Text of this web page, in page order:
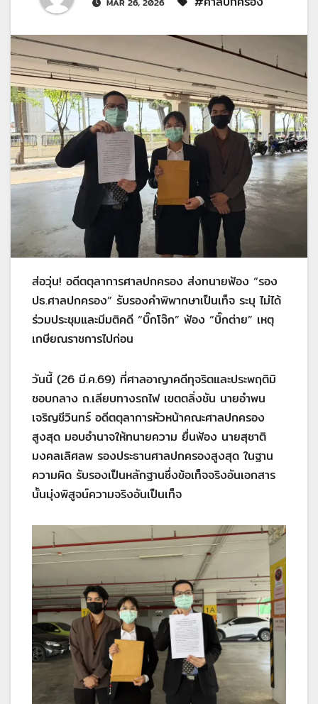
ส่อวุ่น! อดีตตุลาการศาลปกครอง ส่งทนายฟ้อง “รอง
ปธ.ศาลปกครอง” รับรองคำพิพากษาเป็นเท็จ ระบุ ไม่ได้
ร่วมประชุมและมีมติคดี “บิ๊กโจ๊ก” ฟ้อง “บิ๊กต่าย” เหตุ
เกษียณราชการไปก่อน
วันนี้ (26 มี.ค.69) ที่ศาลอาญาคดีทุจริตและประพฤติมิ
ชอบกลาง ถ.เลียบทางรถไฟ เขตตลิ่งชัน นายอำพน
เจริญชีวินทร์ อดีตตุลาการหัวหน้าคณะศาลปกครอง
สูงสุด มอบอำนาจให้ทนายความ ยื่นฟ้อง นายสุชาติ
มงคลเลิศลพ รองประธานศาลปกครองสูงสุด ในฐาน
ความผิด รับรองเป็นหลักฐานซึ่งข้อเท็จจริงอันเอกสาร
นั้นมุ่งพิสูจน์ความจริงอันเป็นเท็จ